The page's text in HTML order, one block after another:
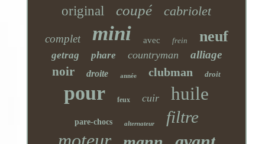
original coupé cabriolet
complet mini avec frein neuf
getrag phare countryman alliage
noir droite année clubman droit
pour feux cuir huile
pare-chocs alternateur filtre